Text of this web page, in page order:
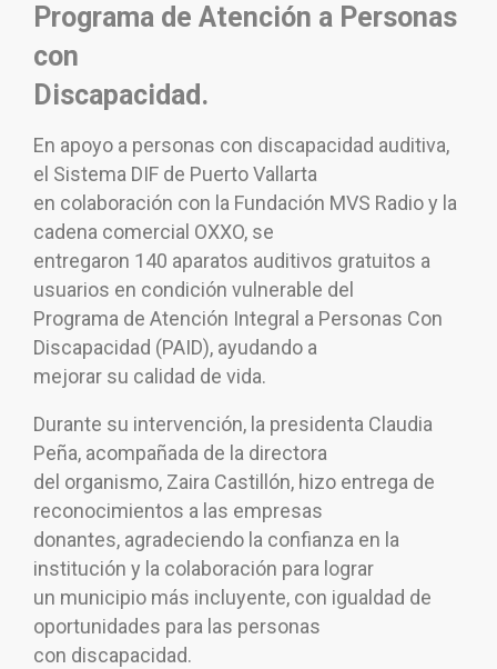
Programa de Atención a Personas
con
Discapacidad.
En apoyo a personas con discapacidad auditiva,
el Sistema DIF de Puerto Vallarta
en colaboración con la Fundación MVS Radio y la
cadena comercial OXXO, se
entregaron 140 aparatos auditivos gratuitos a
usuarios en condición vulnerable del
Programa de Atención Integral a Personas Con
Discapacidad (PAID), ayudando a
mejorar su calidad de vida.
Durante su intervención, la presidenta Claudia
Peña, acompañada de la directora
del organismo, Zaira Castillón, hizo entrega de
reconocimientos a las empresas
donantes, agradeciendo la confianza en la
institución y la colaboración para lograr
un municipio más incluyente, con igualdad de
oportunidades para las personas
con discapacidad.